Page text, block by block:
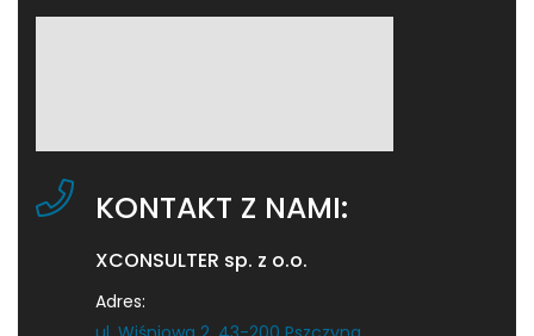
KONTAKT Z NAMI:
XCONSULTER sp. z o.o.
Adres: